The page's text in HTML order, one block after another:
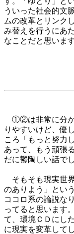
ういった社会的文
ムの改革とリンク
み替えを行うにあ
なことだと思います
①②は非常に分か
りやすいけど、優
ころ「もっと努力
あって、もう頑張
だに鬱陶しい話で
そもそも現実世
のありよう」とい
ココロ系の論説な
ってると思います
て、環境ＣＤにし
に現実を変革して